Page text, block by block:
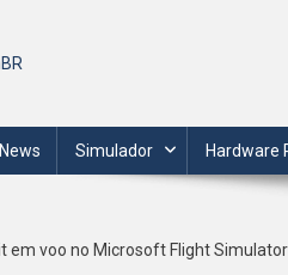
News Simulador Hardware